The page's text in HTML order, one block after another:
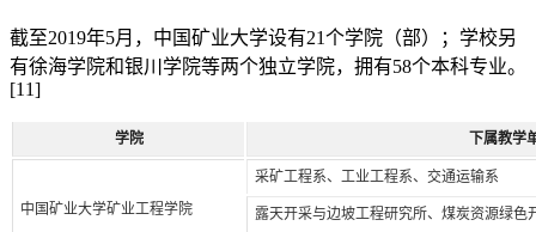
截至2019年5月，中国矿业大学设有21个学院（部）；学校另
有徐海学院和银川学院等两个独立学院，拥有58个本科专业。
[11]
学院 下属教学
中国矿业大学矿业工程学院
采矿工程系、工业工程系、交通运输系
露天开采与边坡工程研究所、煤炭资源绿色